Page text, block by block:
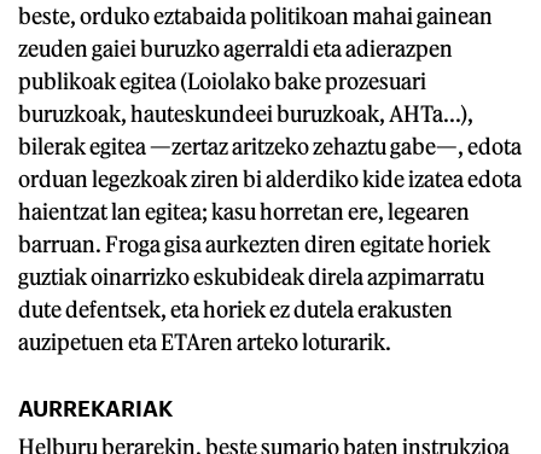
beste, orduko eztabaida politikoan mahai gainean
zeuden gaiei buruzko agerraldi eta adierazpen
publikoak egitea (Loiolako bake prozesuari
buruzkoak, hauteskundeei buruzkoak, AHTa...),
bilerak egitea —zertaz aritzeko zehaztu gabe—, edota
orduan legezkoak ziren bi alderdiko kide izatea edota
haientzat lan egitea; kasu horretan ere, legearen
barruan. Froga gisa aurkezten diren egitate horiek
guztiak oinarrizko eskubideak direla azpimarratu
dute defentsek, eta horiek ez dutela erakusten
auzipetuen eta ETAren arteko loturarik.
AURREKARIAK
Helburu berarekin, beste sumario baten instrukzioa